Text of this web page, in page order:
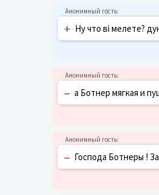
+ Ну что ві мелете?
– а Ботнер мягкая и
– Господа Ботнеры !